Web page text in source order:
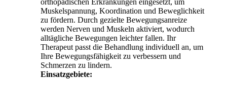
Muskelspannung, Koordination und Beweglichkeit
zu fördern. Durch gezielte Bewegungsanreize
werden Nerven und Muskeln aktiviert, wodurch
alltägliche Bewegungen leichter fallen. Ihr
Therapeut passt die Behandlung individuell an, um
Ihre Bewegungsfähigkeit zu verbessern und
Schmerzen zu lindern.
Einsatzgebiete: